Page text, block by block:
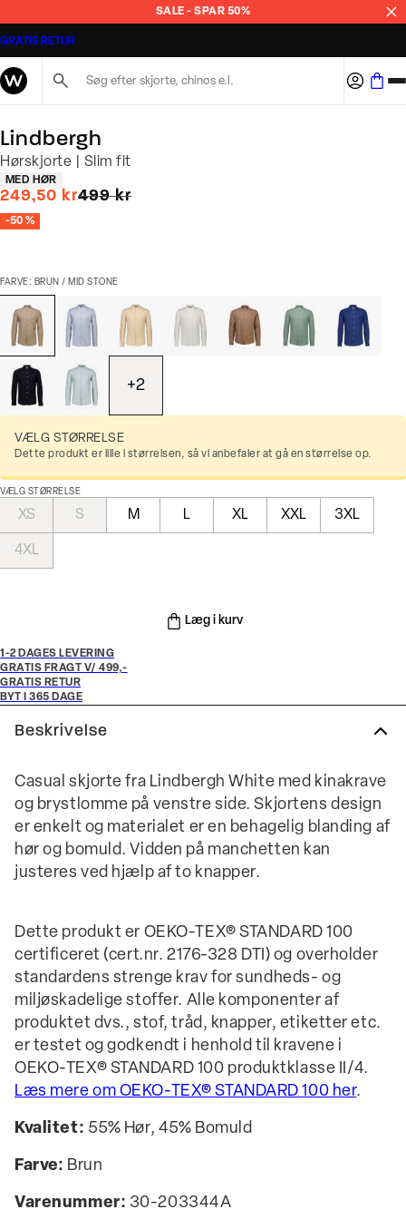
SALE - SPAR 50%
GRATIS RETUR
Lindbergh
Hørskjorte | Slim fit
Produkt egenskaber
MED HØR
249,50 krI alt (uden rabat)
499 kr
-50 %
FARVE: BRUN / MID STONE
+2
VÆLG STØRRELSE
Dette produkt er lille i størrelsen, så vi anbefaler at gå en størrelse op.
VÆLG STØRRELSE
XS S M L XL XXL 3XL
4XL
Læg i kurv
1-2 DAGES LEVERING
GRATIS FRAGT V/ 499,-
GRATIS RETUR
BYT I 365 DAGE
Beskrivelse
Casual skjorte fra Lindbergh White med kinakrave
og brystlomme på venstre side. Skjortens design
er enkelt og materialet er en behagelig blanding af
hør og bomuld. Vidden på manchetten kan
justeres ved hjælp af to knapper.
Dette produkt er OEKO-TEX® STANDARD 100
certificeret (cert.nr. 2176-328 DTI) og overholder
standardens strenge krav for sundheds- og
miljøskadelige stoffer. Alle komponenter af
produktet dvs., stof, tråd, knapper, etiketter etc.
er testet og godkendt i henhold til kravene i
OEKO-TEX® STANDARD 100 produktklasse II/4.
Læs mere om OEKO-TEX® STANDARD 100 her.
Kvalitet: 55% Hør, 45% Bomuld
Farve: Brun
Varenummer: 30-203344A